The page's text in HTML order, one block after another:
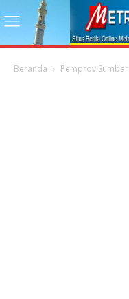
Beranda Pemprov Sumbar